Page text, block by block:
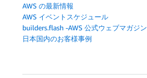
AWS の最新情報
AWS イベントスケジュール
builders.flash -AWS 公式ウェブマガジン
日本国内のお客様事例